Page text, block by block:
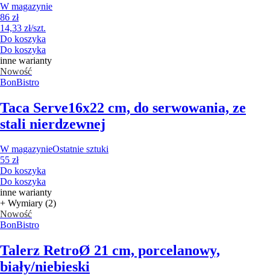
W magazynie
86 zł
14,33 zł/szt.
Do koszyka
Do koszyka
inne warianty
Nowość
BonBistro
Taca Serve16x22 cm, do serwowania, ze
stali nierdzewnej
W magazynieOstatnie sztuki
55 zł
Do koszyka
Do koszyka
inne warianty
+ Wymiary (2)
Nowość
BonBistro
Talerz RetroØ 21 cm, porcelanowy,
biały/niebieski